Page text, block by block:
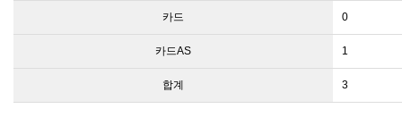
카드 0
카드AS 1
합계 3